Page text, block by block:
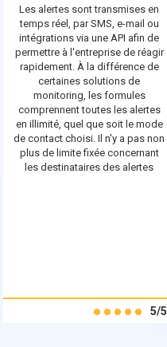
Les alertes sont transmises en
temps réel, par SMS, e-mail ou
intégrations via une API afin de
permettre à l'entreprise de réagir
rapidement. À la différence de
certaines solutions de
monitoring, les formules
comprennent toutes les alertes
en illimité, quel que soit le mode
de contact choisi. Il n'y a pas non
plus de limite fixée concernant
les destinataires des alertes
5/5